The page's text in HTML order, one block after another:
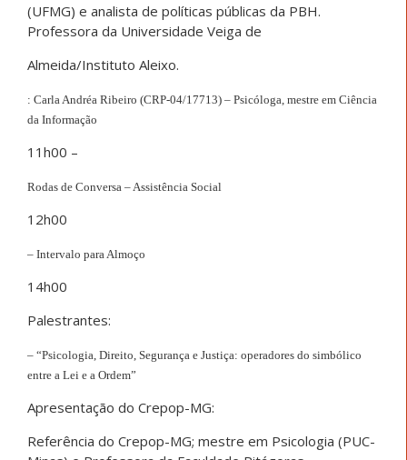
(UFMG) e analista de políticas públicas da PBH.
Professora da Universidade Veiga de
Almeida/Instituto Aleixo.
: Carla Andréa Ribeiro (CRP-04/17713) – Psicóloga, mestre em Ciência
da Informação
11h00 –
Rodas de Conversa – Assistência Social
12h00
– Intervalo para Almoço
14h00
Palestrantes:
– “Psicologia, Direito, Segurança e Justiça: operadores do simbólico
entre a Lei e a Ordem”
Apresentação do Crepop-MG:
Referência do Crepop-MG; mestre em Psicologia (PUC-